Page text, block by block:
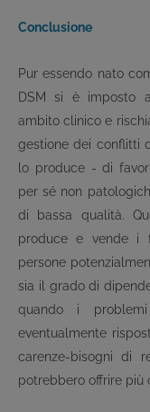
Conclusione
Pur essendo nato
DSM si è imposto
ambito clinico e
gestione dei conflitti
lo produce - di
per sé non
di bassa qualità.
produce e vende i
persone
sia il grado di
quando i
eventualmente
carenze-bisogni di
potrebbero offrire più